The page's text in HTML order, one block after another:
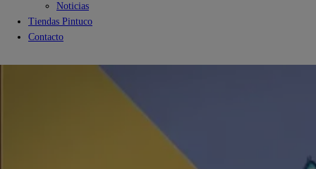
Noticias
Tiendas Pintuco
Contacto